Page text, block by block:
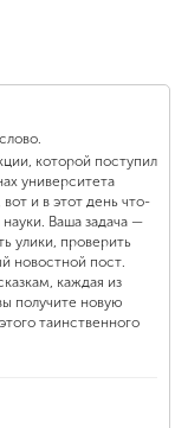
которой поступил
университета
и в этот день что-
Ваша задача —
улики, проверить
новостной пост.
каждая из
получите новую
таинственного